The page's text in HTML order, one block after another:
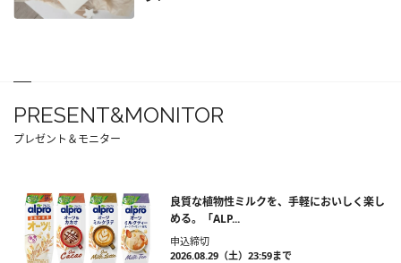
PRESENT&MONITOR
プレゼント＆モニター
良質な植物性ミルクを、手軽においしく楽し
める。「ALP...
申込締切
2026.08.29（土）23:59まで